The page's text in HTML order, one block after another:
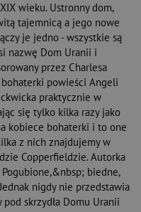
wieku. Ustronny dom,
tajemnicą a jego nowe
je jedno - wszystkie są
nazwę Dom Uranii i
przez Charlesa
powieści Angeli
praktycznie w
się tylko kilka razy jako
kobiece bohaterki i to one
z nich znajdujemy w
Copperfieldzie. Autorka
biedne,
nigdy nie przedstawia
skrzydła Domu Uranii